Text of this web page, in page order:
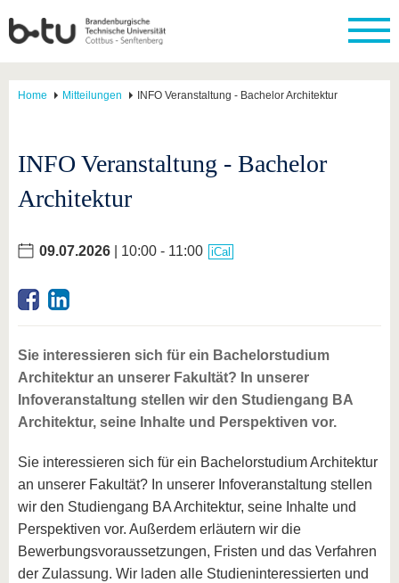
Home Mitteilungen INFO Veranstaltung - Bachelor Architektur
INFO Veranstaltung - Bachelor
Architektur
09.07.2026 | 10:00 - 11:00 iCal
Sie interessieren sich für ein Bachelorstudium
Architektur an unserer Fakultät? In unserer
Infoveranstaltung stellen wir den Studiengang BA
Architektur, seine Inhalte und Perspektiven vor.
Sie interessieren sich für ein Bachelorstudium Architektur
an unserer Fakultät? In unserer Infoveranstaltung stellen
wir den Studiengang BA Architektur, seine Inhalte und
Perspektiven vor. Außerdem erläutern wir die
Bewerbungsvoraussetzungen, Fristen und das Verfahren
der Zulassung. Wir laden alle Studieninteressierten und